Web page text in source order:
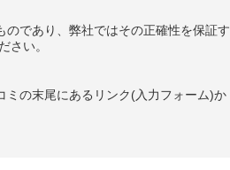
であり、弊社ではその正確性を保証す
さい。
ミの末尾にあるリンク(入力フォーム)か